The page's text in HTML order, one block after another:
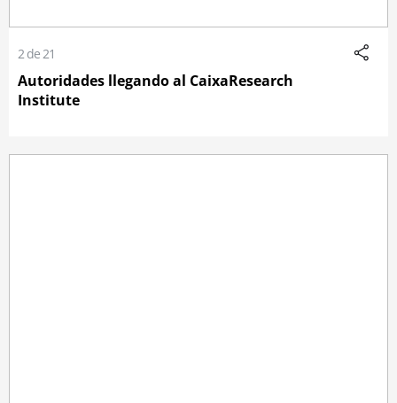
2 de 21
Autoridades llegando al CaixaResearch
Institute